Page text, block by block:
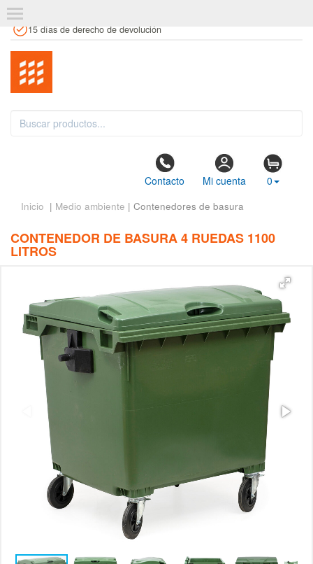
15 días de derecho de devolución
Contacto Mi cuenta 0
Inicio | Medio ambiente | Contenedores de basura
CONTENEDOR DE BASURA 4 RUEDAS 1100
LITROS